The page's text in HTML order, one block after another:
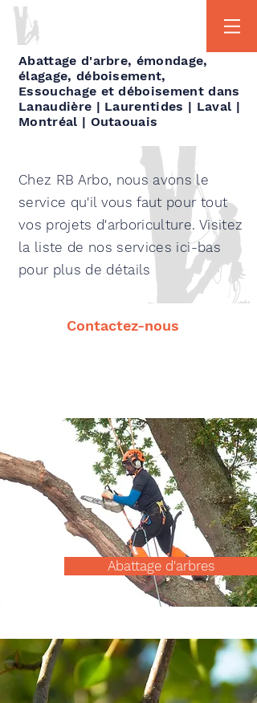
Abattage d'arbre, émondage,
élagage, déboisement,
Essouchage et déboisement dans
Lanaudière | Laurentides | Laval |
Montréal | Outaouais
Chez RB Arbo, nous avons le
service qu'il vous faut pour tout
vos projets d'arboriculture. Visitez
la liste de nos services ici-bas
pour plus de détails
Contactez-nous
Abattage d'arbres